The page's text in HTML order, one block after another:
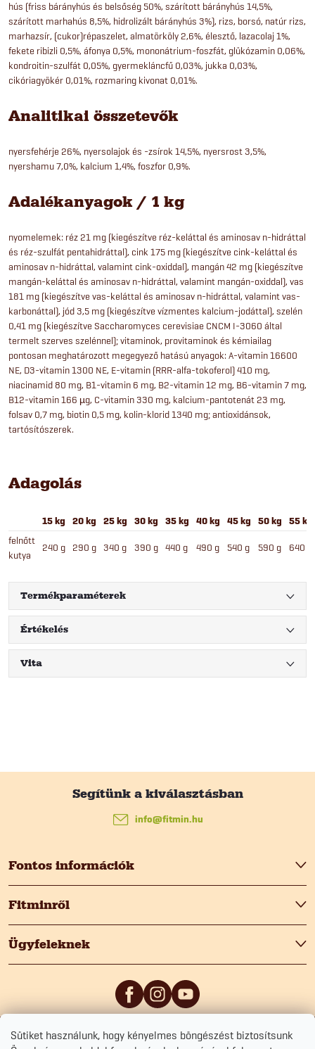
Sütiket használunk, hogy kényelmes böngészést biztosítsunk
hús (friss bárányhús és belsőség 50%, szárított bárányhús 14,5%,
szárított marhahús 8,5%, hidrolizált bárányhús 3%), rizs, borsó, natúr rizs,
marhazsír, (cukor)répaszelet, almatörköly 2,6%, élesztő, lazacolaj 1%,
fekete ribizli 0,5%, áfonya 0,5%, mononátrium-foszfát, glükózamin 0,06%,
kondroitin-szulfát 0,05%, gyermekláncfű 0,03%, jukka 0,03%,
cikóriagyökér 0,01%, rozmaring kivonat 0,01%.
Analitikai összetevők
nyersfehérje 26%, nyersolajok és -zsírok 14,5%, nyersrost 3,5%,
nyershamu 7,0%, kalcium 1,4%, foszfor 0,9%.
Adalékanyagok / 1 kg
nyomelemek: réz 21 mg (kiegészítve réz-keláttal és aminosav n-hidráttal
és réz-szulfát pentahidráttal), cink 175 mg (kiegészítve cink-keláttal és
aminosav n-hidráttal, valamint cink-oxiddal), mangán 42 mg (kiegészítve
mangán-keláttal és aminosav n-hidráttal, valamint mangán-oxiddal), vas
181 mg (kiegészítve vas-keláttal és aminosav n-hidráttal, valamint vas-
karbonáttal), jód 3,5 mg (kiegészítve vízmentes kalcium-jodáttal), szelén
0,41 mg (kiegészítve Saccharomyces cerevisiae CNCM I-3060 által
termelt szerves szelénnel); vitaminok, provitaminok és kémiailag
pontosan meghatározott megegyező hatású anyagok: A-vitamin 16600
NE, D3-vitamin 1300 NE, E-vitamin (RRR-alfa-tokoferol) 410 mg,
niacinamid 80 mg, B1-vitamin 6 mg, B2-vitamin 12 mg, B6-vitamin 7 mg,
B12-vitamin 166 µg, C-vitamin 330 mg, kalcium-pantotenát 23 mg,
folsav 0,7 mg, biotin 0,5 mg, kolin-klorid 1340 mg; antioxidánsok,
tartósítószerek.
Adagolás
15 kg 20 kg 25 kg 30 kg 35 kg 40 kg 45 kg 50 kg 55 kg
felnőtt
kutya
240 g 290 g 340 g 390 g 440 g 490 g 540 g 590 g 640 g
Termékparaméterek
Értékelés
Vita
b
é
c
Fontos információk
Fitminről
Ügyfeleknek
info@fitmin.hu